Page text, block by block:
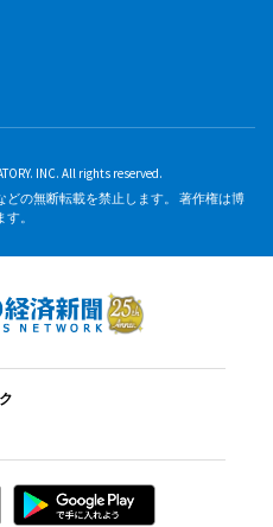
INC. All rights reserved.
の無断転載を禁止します。 著作権は博
。